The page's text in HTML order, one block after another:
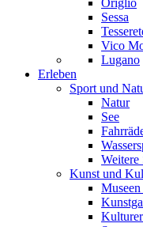
Sessa
Vico
Lugano
Erleben
Sport und
Natur
See
Weitere
Kunst und